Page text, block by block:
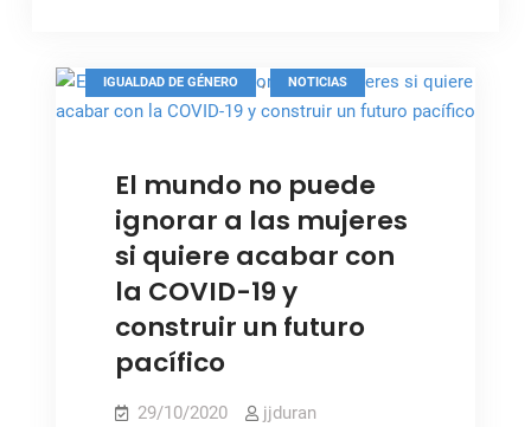
IGUALDAD DE GÉNERO , NOTICIAS
El mundo no puede
ignorar a las mujeres
si quiere acabar con
la COVID-19 y
construir un futuro
pacífico
29/10/2020 jjduran